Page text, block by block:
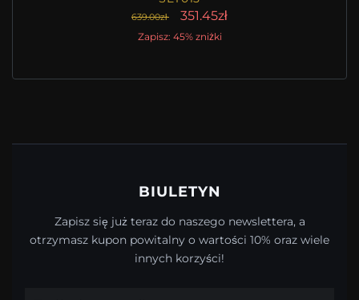
639.00zł 351.45zł
Zapisz: 45% zniżki
BIULETYN
Zapisz się już teraz do naszego newslettera, a
otrzymasz kupon powitalny o wartości 10% oraz wiele
innych korzyści!